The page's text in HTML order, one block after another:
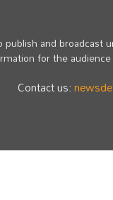
publish and
for the
Contact us: